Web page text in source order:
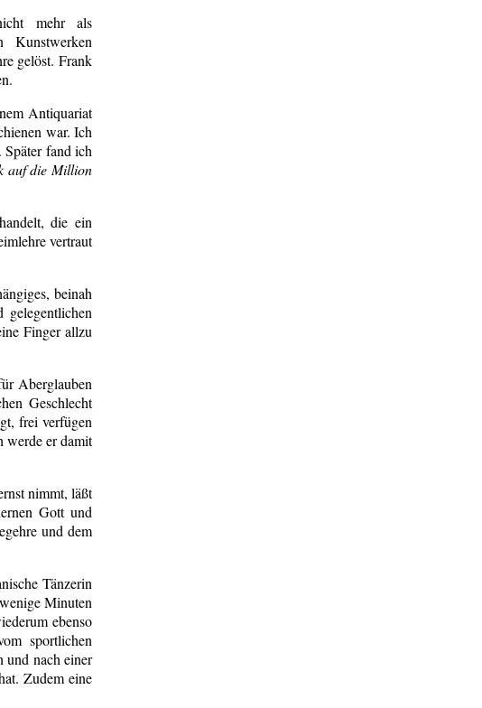
mehr als
Kunstwerken
gelöst. Frank
Antiquariat
war. Ich
fand ich
auf die Million
die ein
vertraut
beinah
gelegentlichen
Finger allzu
Aberglauben
Geschlecht
frei verfügen
werde er damit
nimmt, läßt
Gott und
und dem
Tänzerin
Minuten
ebenso
sportlichen
und nach einer
Zudem eine